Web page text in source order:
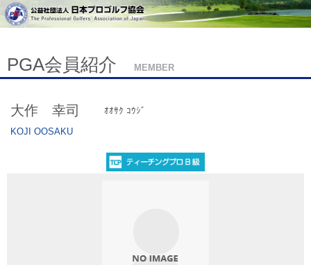
PGA会員紹介 MEMBER
大作 幸司
ｵｵｻｸ ｺｳｼﾞ
KOJI OOSAKU